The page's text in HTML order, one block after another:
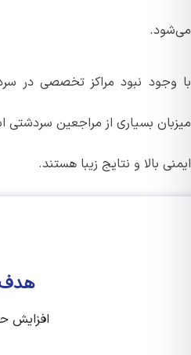
نبود مراکز تخصصی در
بسیاری از مراجعین سردشتی
بالا و نتایج زیبا هستند.
هدف
افزایش